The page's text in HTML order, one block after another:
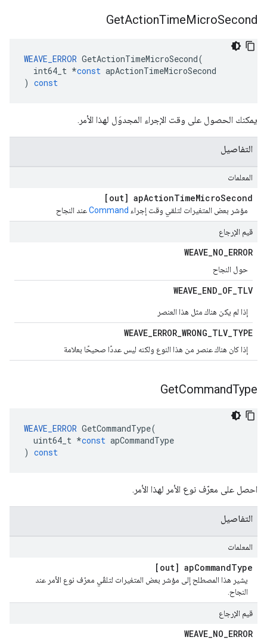
GetActionTimeMicroSecond
WEAVE_ERROR GetActionTimeMicroSecond(
int64_t *const apActionTimeMicroSecond
) const
يمكنك الحصول على وقت الإجراء المجدوَل لهذا الأمر.
التفاصيل
المعلمات
[out] apActionTimeMicroSecond
مؤشر بعض المتغيرات لتلقي وقت إجراء Commandعند النجاح
قيم الإرجاع
WEAVE_NO_ERROR
حول النجاح
WEAVE_END_OF_TLV
إذا لم يكن هناك مثل هذا العنصر
WEAVE_ERROR_WRONG_TLV_TYPE
إذا كان هناك عنصر من هذا النوع ولكنه ليس عددًا صحيحًا بعلامة
GetCommandType
WEAVE_ERROR GetCommandType(
uint64_t *const apCommandType
) const
احصل على معرّف نوع الأمر لهذا الأمر.
التفاصيل
المعلمات
[out] apCommandType
يشير هذا المصطلح إلى مؤشر بعض المتغيرات لتلقّي معرّف نوع الأمر عند
النجاح.
قيم الإرجاع
WEAVE_NO_ERROR